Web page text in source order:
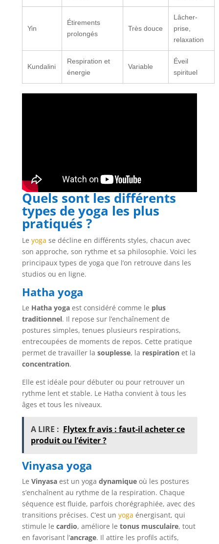
Yin
Étirements
prolongés
Très douce
Lâcher-
prise,
relaxation
Kundalini
Respiration et
énergie
Variable
Éveil
spirituel
Quels sont les différents
types de yoga les plus
pratiqués ?
Le yoga se décline en différents styles, chacun avec
son approche, son rythme et sa philosophie. Voici les
principaux types de yoga que l’on retrouve dans les
studios ou en ligne.
Hatha yoga
Le Hatha yogaest considéré comme le plus
traditionnel. Il repose sur l’enchaînement de
postures simples, tenues plusieurs respirations,
entrecoupées de moments de repos. Cette pratique
permet de travailler la souplesse, la respirationet la
concentration.
Elle est idéale pour débuter ou pour retrouver un
rythme lent et stable. Le Hatha convient à tous les
âges et tous les niveaux.
A LIRE : Flytex fr avis : faut-il acheter ce
produit ou l’éviter ?
Vinyasa yoga
Le Vinyasaest un yoga dynamiqueoù les postures
s’enchaînent au rythme de la respiration. Chaque
séquence est fluide, parfois chorégraphiée, avec des
transitions précises. C’est un yoga énergisant, qui
stimule le cardio, améliore le tonus musculaire, tout
en favorisant l’ancrage. Il attire les profils actifs,